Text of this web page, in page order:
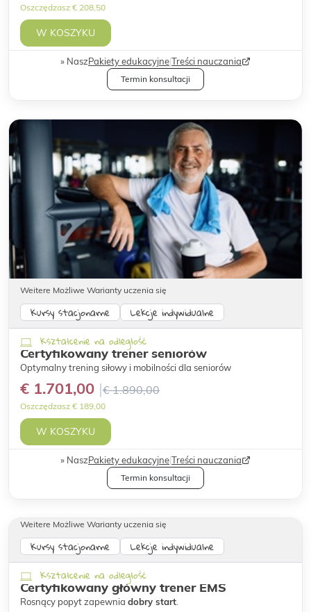
Oszczędzasz € 208,50
W KOSZYKU
NaszPakiety edukacyjne|Treści nauczania
Termin konsultacji
Weitere Możliwe Warianty uczenia się
Kształcenie na odległość
Kursy stacjonarne Lekcje indywidualne
Certyfikowany trener seniorów
Optymalny trening siłowy i mobilności dla seniorów
€ 1.701,00 € 1.890,00
Oszczędzasz € 189,00
W KOSZYKU
NaszPakiety edukacyjne|Treści nauczania
Termin konsultacji
Weitere Możliwe Warianty uczenia się
Kształcenie na odległość
Kursy stacjonarne Lekcje indywidualne
Certyfikowany główny trener EMS
Rosnący popyt zapewnia dobry start